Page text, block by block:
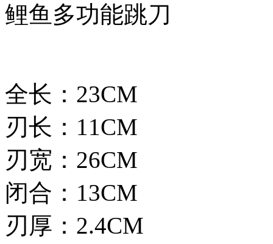
鲤鱼多功能跳刀
全长：23CM
刃长：11CM
刃宽：26CM
闭合：13CM
刃厚：2.4CM